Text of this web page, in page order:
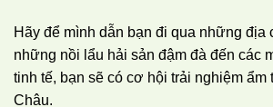
Hãy để mình dẫn bạn đi qua những địa
những nồi lẩu hải sản đậm đà đến các
tinh tế, bạn sẽ có cơ hội trải nghiệm
Châu.